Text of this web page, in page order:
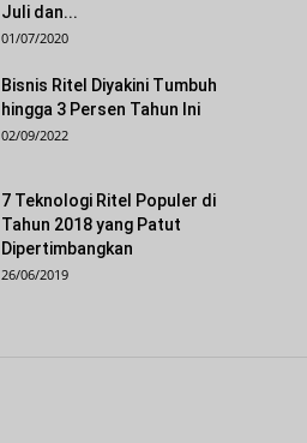
Juli dan...
01/07/2020
Bisnis Ritel Diyakini Tumbuh
hingga 3 Persen Tahun Ini
02/09/2022
7 Teknologi Ritel Populer di
Tahun 2018 yang Patut
Dipertimbangkan
26/06/2019